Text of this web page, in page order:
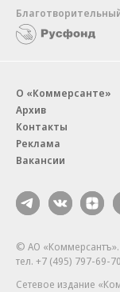
О «Коммерсанте»
Архив
Контакты
Реклама
Вакансии
© АО
тел. +7 (495) 797-69-
Сетевое издание